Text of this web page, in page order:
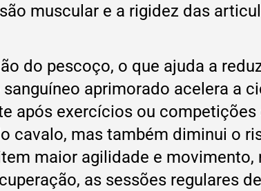
muscular e a rigidez das
do pescoço, o que ajuda a
aprimorado acelera a
após exercícios ou
mas também diminui o
maior agilidade e movimento,
as sessões regulares